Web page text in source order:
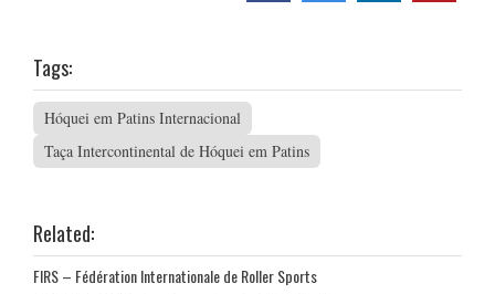
Tags:
Hóquei em Patins Internacional
Taça Intercontinental de Hóquei em Patins
Related:
FIRS – Fédération Internationale de Roller Sports